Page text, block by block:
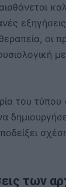
οι
του τύπου
σχέση
των